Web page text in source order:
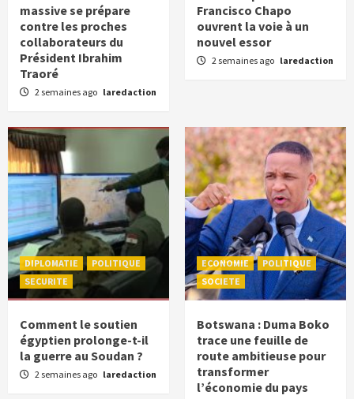
massive se prépare
contre les proches
collaborateurs du
Président Ibrahim
Traoré
2 semaines ago laredaction
Francisco Chapo
ouvrent la voie à un
nouvel essor
2 semaines ago laredaction
DIPLOMATIE
POLITIQUE
SECURITE
Comment le soutien
égyptien prolonge-t-il
la guerre au Soudan ?
2 semaines ago laredaction
ECONOMIE
POLITIQUE
SOCIETE
Botswana : Duma Boko
trace une feuille de
route ambitieuse pour
transformer
l’économie du pays